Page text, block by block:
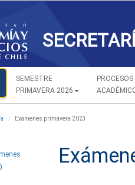
SEMESTRE
PRIMAVERA 2026
PROCESOS
Exámenes primavera 2023